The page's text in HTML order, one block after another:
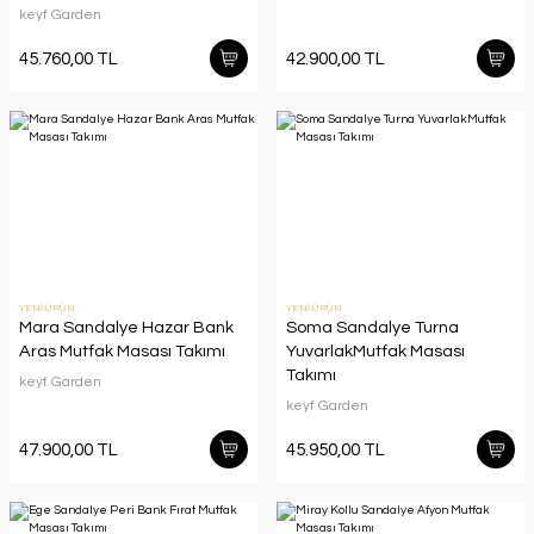
keyf Garden
45.760,00 TL 42.900,00 TL
YENİ ÜRÜN
Mara Sandalye Hazar Bank
Aras Mutfak Masası Takımı
keyf Garden
47.900,00 TL
YENİ ÜRÜN
Soma Sandalye Turna
YuvarlakMutfak Masası
Takımı
keyf Garden
45.950,00 TL